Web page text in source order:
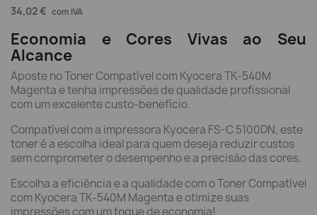
34,02 € com IVA
Economia e Cores Vivas ao Seu
Alcance
Aposte no Toner Compatível com Kyocera TK-540M
Magenta e tenha impressões de qualidade profissional
com um excelente custo-benefício.
Compatível com a impressora Kyocera FS-C 5100DN, este
toner é a escolha ideal para quem deseja reduzir custos
sem comprometer o desempenho e a precisão das cores.
Escolha a eficiência e a qualidade com o Toner Compatível
com Kyocera TK-540M Magenta e otimize suas
impressões com um toque de economia!